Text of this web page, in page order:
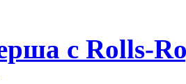
с Rolls-